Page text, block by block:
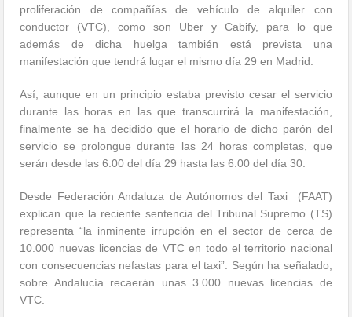
proliferación de compañías de vehículo de alquiler con
conductor (VTC), como son Uber y Cabify, para lo que
además de dicha huelga también está prevista una
manifestación que tendrá lugar el mismo día 29 en Madrid.
Así, aunque en un principio estaba previsto cesar el servicio
durante las horas en las que transcurrirá la manifestación,
finalmente se ha decidido que el horario de dicho parón del
servicio se prolongue durante las 24 horas completas, que
serán desde las 6:00 del día 29 hasta las 6:00 del día 30.
Desde Federación Andaluza de Autónomos del Taxi (FAAT)
explican que la reciente sentencia del Tribunal Supremo (TS)
representa “la inminente irrupción en el sector de cerca de
10.000 nuevas licencias de VTC en todo el territorio nacional
con consecuencias nefastas para el taxi”. Según ha señalado,
sobre Andalucía recaerán unas 3.000 nuevas licencias de
VTC.